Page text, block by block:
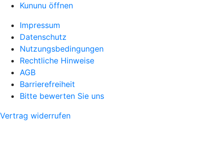
Kununu öffnen
Impressum
Datenschutz
Nutzungsbedingungen
Rechtliche Hinweise
AGB
Barrierefreiheit
Bitte bewerten Sie uns
Vertrag widerrufen